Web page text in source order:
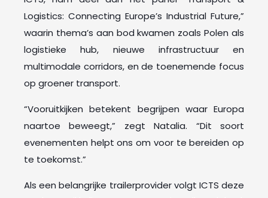
Logistics: Connecting Europe’s Industrial Future,”
waarin thema’s aan bod kwamen zoals Polen als
logistieke hub, nieuwe infrastructuur en
multimodale corridors, en de toenemende focus
op groener transport.
“Vooruitkijken betekent begrijpen waar Europa
naartoe beweegt,” zegt Natalia. “Dit soort
evenementen helpt ons om voor te bereiden op
te toekomst.”
Als een belangrijke trailerprovider volgt ICTS deze